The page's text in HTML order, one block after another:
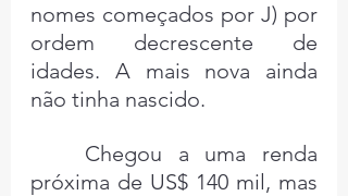
nomes começados por J) por
ordem decrescente de
idades. A mais nova ainda
não tinha nascido.
Chegou a uma renda
próxima de US$ 140 mil, mas